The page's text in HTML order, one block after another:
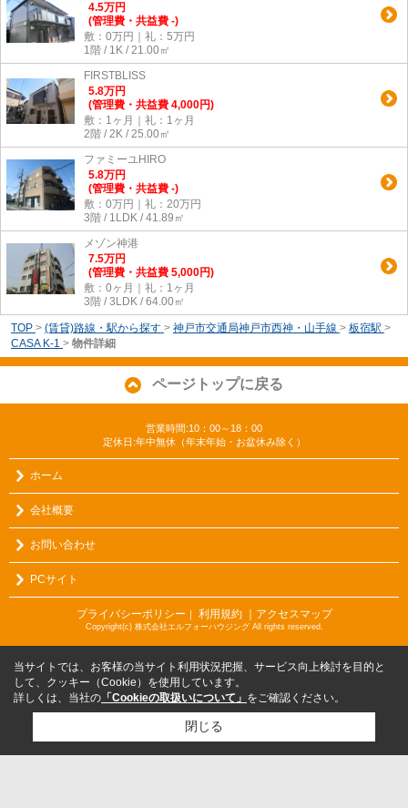
4.5万円
(管理費・共益費 -)
敷：0万円｜礼：5万円
1階 / 1K / 21.00㎡
FIRSTBLISS
5.8万円
(管理費・共益費 4,000円)
敷：1ヶ月｜礼：1ヶ月
2階 / 2K / 25.00㎡
ファミーユHIRO
5.8万円
(管理費・共益費 -)
敷：0万円｜礼：20万円
3階 / 1LDK / 41.89㎡
メゾン神港
7.5万円
(管理費・共益費 5,000円)
敷：0ヶ月｜礼：1ヶ月
3階 / 3LDK / 64.00㎡
TOP > (賃貸)路線・駅から探す > 神戸市交通局神戸市西神・山手線 > 板宿駅 >
CASA K-1 > 物件詳細
ページトップに戻る
営業時間:10：00～18：00
定休日:年中無休（年末年始・お盆休み除く）
ホーム
会社概要
お問い合わせ
PCサイト
プライバシーポリシー ｜ 利用規約 ｜アクセスマップ
Copyright(c) 株式会社エルフォーハウジング All rights reserved.
当サイトでは、お客様の当サイト利用状況把握、サービス向上検討を目的と
して、クッキー（Cookie）を使用しています。
詳しくは、当社の 「Cookieの取扱いについて」 をご確認ください。
閉じる